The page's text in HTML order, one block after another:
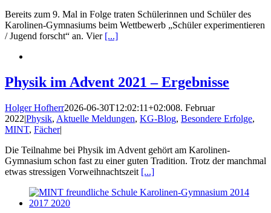
Bereits zum 9. Mal in Folge traten Schülerinnen und Schüler des
Karolinen-Gymnasiums beim Wettbewerb „Schüler experimentieren
/ Jugend forscht“ an. Vier [...]
Physik im Advent 2021 – Ergebnisse
Holger Hofherr2026-06-30T12:02:11+02:008. Februar
2022|Physik, Aktuelle Meldungen, KG-Blog, Besondere Erfolge,
MINT, Fächer|
Die Teilnahme bei Physik im Advent gehört am Karolinen-
Gymnasium schon fast zu einer guten Tradition. Trotz der manchmal
etwas stressigen Vorweihnachtszeit [...]